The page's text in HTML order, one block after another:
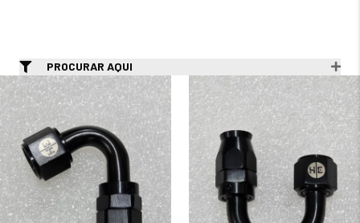
PROCURAR AQUI